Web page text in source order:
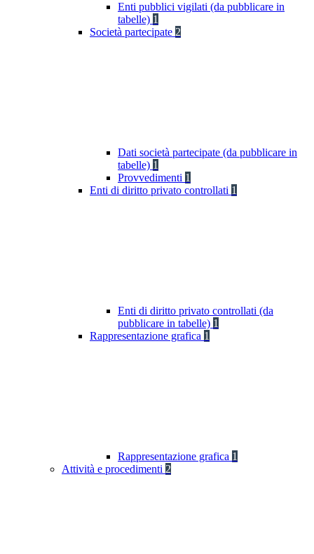
Enti pubblici vigilati (da pubblicare in
tabelle) 1
Società partecipate 2
Dati società partecipate (da pubblicare in
tabelle) 1
Provvedimenti 1
Enti di diritto privato controllati 1
Enti di diritto privato controllati (da
pubblicare in tabelle) 1
Rappresentazione grafica 1
Rappresentazione grafica 1
Attività e procedimenti 2